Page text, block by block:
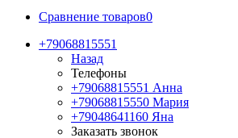
Сравнение товаров0
+79068815551
Назад
Телефоны
+79068815551 Анна
+79068815550 Мария
+79048641160 Яна
Заказать звонок